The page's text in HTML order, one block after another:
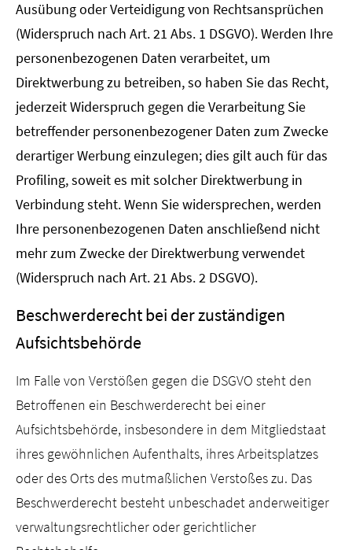
Ausübung oder Verteidigung von Rechtsansprüchen
(Widerspruch nach Art. 21 Abs. 1 DSGVO).Werden Ihre
personenbezogenen Daten verarbeitet, um
Direktwerbung zu betreiben, so haben Sie das Recht,
jederzeit Widerspruch gegen die Verarbeitung Sie
betreffender personenbezogener Daten zum Zwecke
derartiger Werbung einzulegen; dies gilt auch für das
Profiling, soweit es mit solcher Direktwerbung in
Verbindung steht. Wenn Sie widersprechen, werden
Ihre personenbezogenen Daten anschließend nicht
mehr zum Zwecke der Direktwerbung verwendet
(Widerspruch nach Art. 21 Abs. 2 DSGVO).
Beschwerderecht bei der zuständigen
Aufsichtsbehörde
Im Falle von Verstößen gegen die DSGVO steht den
Betroffenen ein Beschwerderecht bei einer
Aufsichtsbehörde, insbesondere in dem Mitgliedstaat
ihres gewöhnlichen Aufenthalts, ihres Arbeitsplatzes
oder des Orts des mutmaßlichen Verstoßes zu. Das
Beschwerderecht besteht unbeschadet anderweitiger
verwaltungsrechtlicher oder gerichtlicher